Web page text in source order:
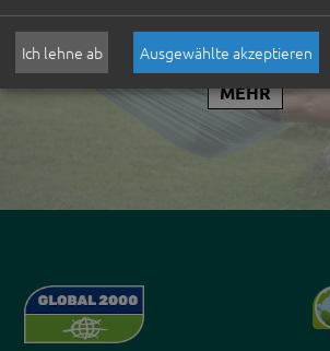
ABOUT US
GEMEINSAM
NACHHALTIG, FAIR UND AUS
MEHR
Ich lehne ab Ausgewählte akzeptieren